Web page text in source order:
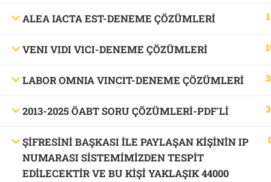
ALEA IACTA EST-DENEME ÇÖZÜMLERİ
VENI VIDI VICI-DENEME ÇÖZÜMLERİ
LABOR OMNIA VINCIT-DENEME ÇÖZÜMLERİ
2013-2025 ÖABT SORU ÇÖZÜMLERİ-PDF'LI
ŞİFRESİNİ BAŞKASI İLE PAYLAŞAN KİŞİNİN IP
NUMARASI SİSTEMİMİZDEN TESPİT
EDİLECEKTİR VE BU KİŞİ YAKLAŞIK 44000